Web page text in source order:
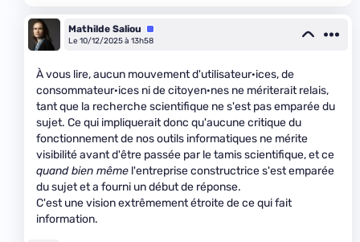
Mathilde Saliou
Équipe
Le 10/12/2025 à 13h58
À vous lire, aucun mouvement d'utilisateur·ices, de
consommateur·ices ni de citoyen·nes ne mériterait relais,
tant que la recherche scientifique ne s'est pas emparée du
sujet. Ce qui impliquerait donc qu'aucune critique du
fonctionnement de nos outils informatiques ne mérite
visibilité avant d'être passée par le tamis scientifique, et ce
quand bien même l'entreprise constructrice s'est emparée
du sujet et a fourni un début de réponse.
C'est une vision extrêmement étroite de ce qui fait
information.